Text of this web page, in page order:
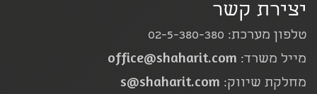
יצירת קשר
טלפון מערכת: 02-5-380-380
מייל משרד: office@shaharit.com
מחלקת שיווק: s@shaharit.com